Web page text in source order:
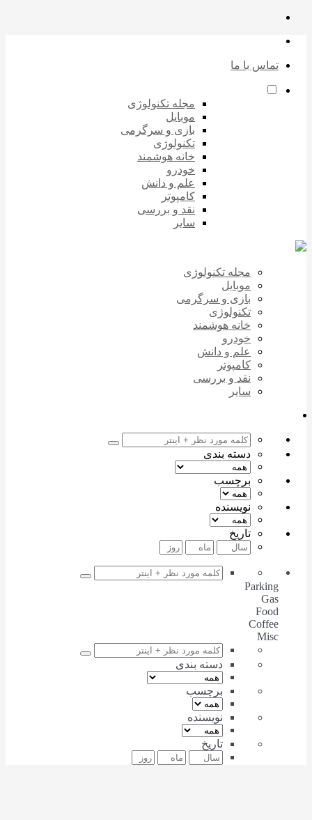
تماس با ما
مجله تکنولوژی
موبایل
بازی و سرگرمی
تکنولوژی
خانه هوشمند
خودرو
علم و دانش
کامپوتر
نقد و بررسی
سایر
مجله تکنولوژی
موبایل
بازی و سرگرمی
تکنولوژی
خانه هوشمند
خودرو
علم و دانش
کامپوتر
نقد و بررسی
سایر
دسته بندی
برچسب
نویسنده
تاریخ
Parking
Coffee
دسته بندی
برچسب
نویسنده
تاریخ